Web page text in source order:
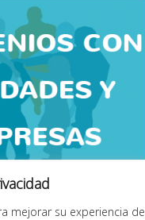
mejorar su experiencia de